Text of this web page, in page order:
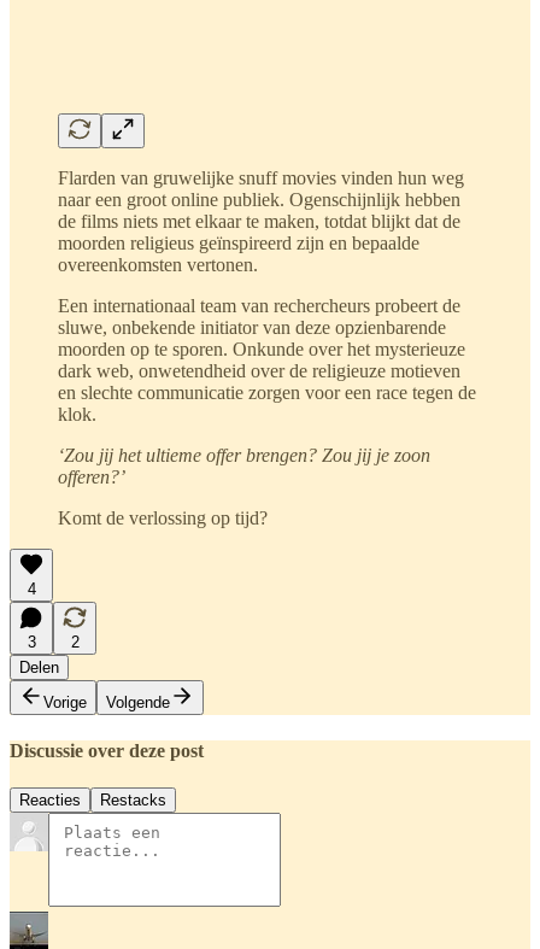
Flarden van gruwelijke snuff movies vinden hun weg
naar een groot online publiek. Ogenschijnlijk hebben
de films niets met elkaar te maken, totdat blijkt dat de
moorden religieus geïnspireerd zijn en bepaalde
overeenkomsten vertonen.
Een internationaal team van rechercheurs probeert de
sluwe, onbekende initiator van deze opzienbarende
moorden op te sporen. Onkunde over het mysterieuze
dark web, onwetendheid over de religieuze motieven
en slechte communicatie zorgen voor een race tegen de
klok.
‘Zou jij het ultieme offer brengen? Zou jij je zoon
offeren?’
Komt de verlossing op tijd?
4
3
2
Delen
Vorige
Volgende
Discussie over deze post
Reacties Restacks